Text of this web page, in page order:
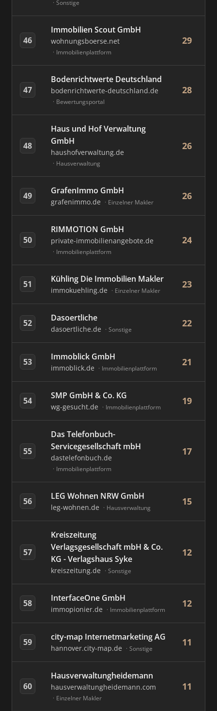
Sonstige
46
Immobilien Scout GmbH
wohnungsboerse.net
Immobilienplattform
29
47
Bodenrichtwerte Deutschland
bodenrichtwerte-deutschland.de
Bewertungsportal
28
48
Haus und Hof Verwaltung
GmbH
haushofverwaltung.de
Hausverwaltung
26
49 GrafenImmo GmbH
grafenimmo.de Einzelner Makler
26
50
RIMMOTION GmbH
private-immobilienangebote.de
Immobilienplattform
24
51 Kühling Die Immobilien Makler
immokuehling.de Einzelner Makler
23
52 Dasoertliche
dasoertliche.de Sonstige
22
53 Immoblick GmbH
immoblick.de Immobilienplattform
21
54 SMP GmbH & Co. KG
wg-gesucht.de Immobilienplattform
19
55
Das Telefonbuch-
Servicegesellschaft mbH
dastelefonbuch.de
Immobilienplattform
17
56 LEG Wohnen NRW GmbH
leg-wohnen.de Hausverwaltung
15
57
Kreiszeitung
Verlagsgesellschaft mbH & Co.
KG - Verlagshaus Syke
kreiszeitung.de Sonstige
12
58 InterfaceOne GmbH
immopionier.de Immobilienplattform
12
59 city-map Internetmarketing AG
hannover.city-map.de Sonstige
11
60
Hausverwaltungheidemann
hausverwaltungheidemann.com
Einzelner Makler
11